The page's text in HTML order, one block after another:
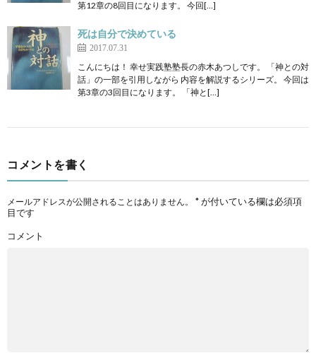
第12章の8回目になります。 今回[…]
死は自分で決めている
2017.07.31
こんにちは！ 幸せ実践塾塾長の赤木あつしです。 「神との対
話」の一部を引用しながら 内容を解説するシリーズ。 今回は
第3章の3回目になります。 「神と[…]
コメントを書く
メールアドレスが公開されることはありません。 *が付いている欄は必須項
目です
コメント